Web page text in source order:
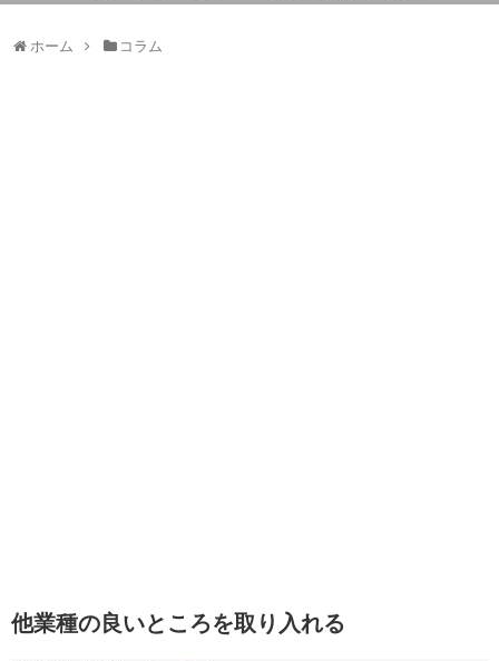
ホーム コラム
他業種の良いところを取り入れる